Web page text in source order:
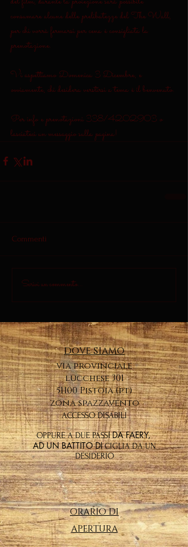
consumare alcune delle prelibatezze del The Wall,
per chi vorrà fermarsi per cena è consigliata la
prenotazione.
Vi aspettiamo Domenica 3 Dicembre, e
ovviamente, chi desidera verstirsi a tema è il benvenuto.
Per info e prenotazioni 338/4202903 o
lasciateci un messaggio sulla pagina!
Commenti
Scrivi un commento...
dove siamo
via provinciale
lucchese 301
51100 Pistoia (pt)
zona spazzavento
ACCESSO DISABILI
OPPURE A DUE PASSI DA FAERY,
AD UN BATTITO DICIGLIA DA UN
DESIDERIO
ORARIO DI
APERTURA